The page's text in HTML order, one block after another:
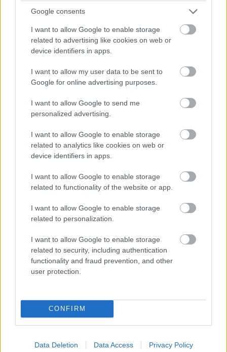
Google consents
I want to allow Google to enable storage
related to advertising like cookies on web or
device identifiers in apps.
I want to allow my user data to be sent to
Google for online advertising purposes.
I want to allow Google to send me
personalized advertising.
I want to allow Google to enable storage
related to analytics like cookies on web or
device identifiers in apps.
I want to allow Google to enable storage
related to functionality of the website or app.
I want to allow Google to enable storage
related to personalization.
I want to allow Google to enable storage
related to security, including authentication
functionality and fraud prevention, and other
user protection.
CONFIRM
Data Deletion Data Access Privacy Policy